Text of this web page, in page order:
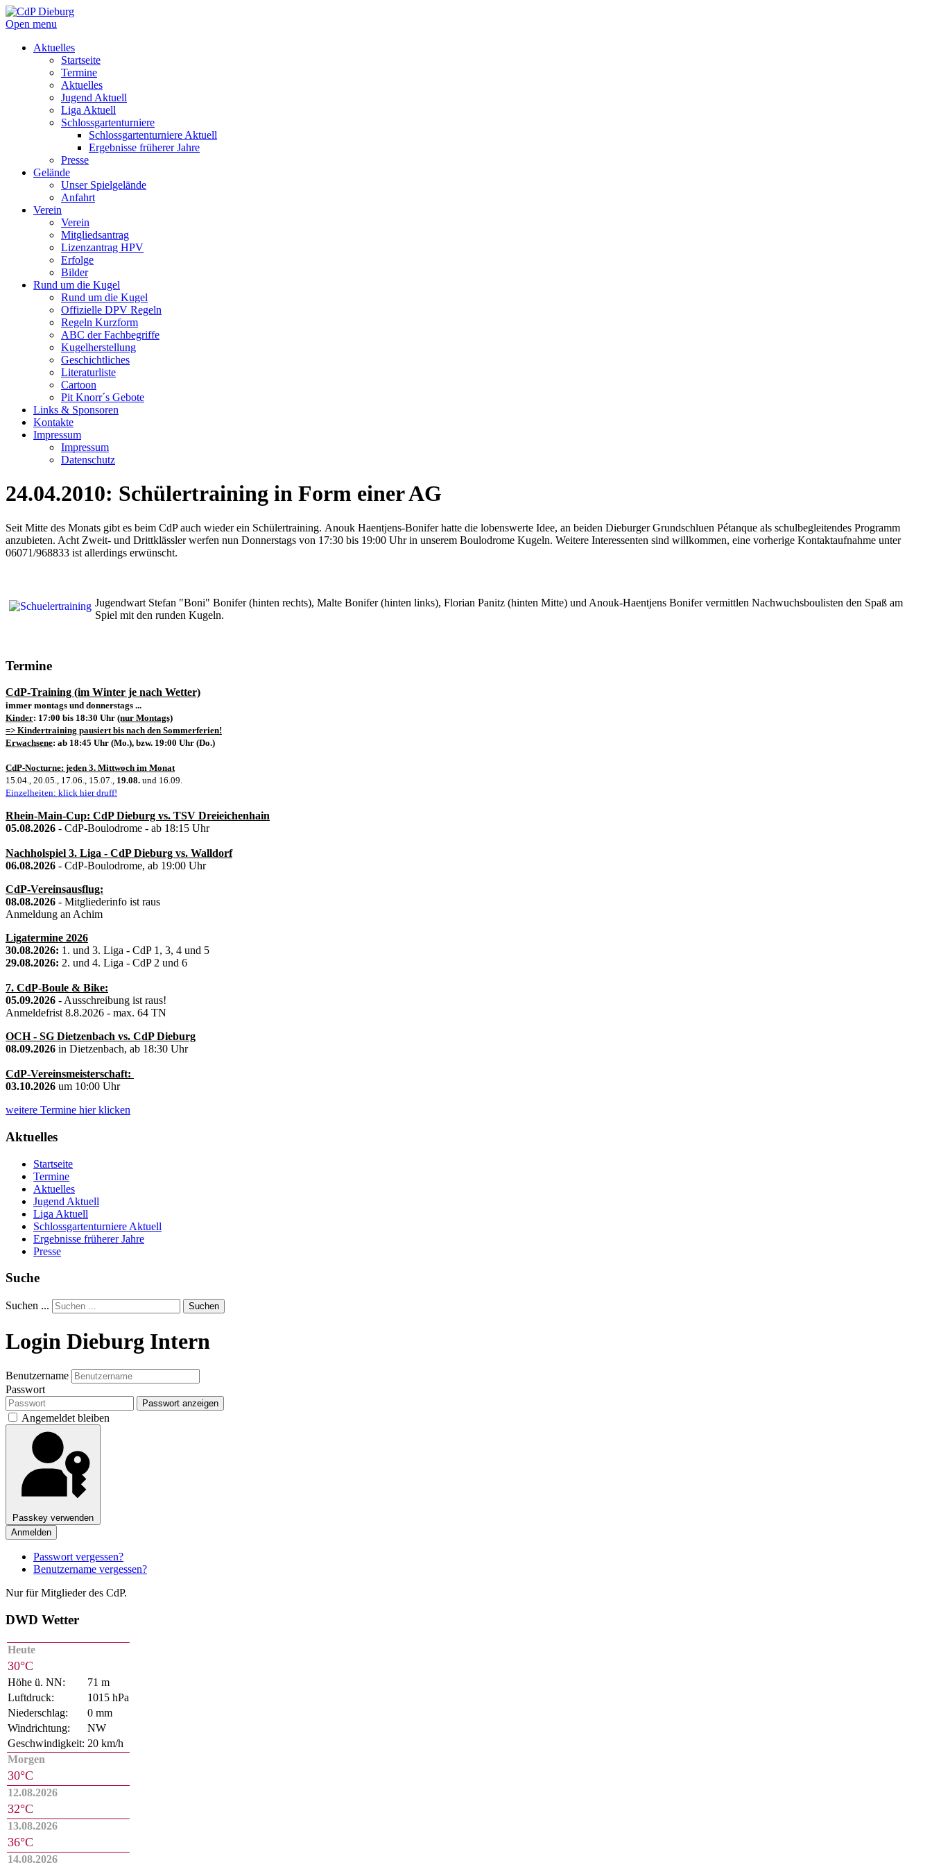
Open menu
Aktuelles
Startseite
Termine
Aktuelles
Jugend Aktuell
Liga Aktuell
Schlossgartenturniere
Schlossgartenturniere Aktuell
Ergebnisse früherer Jahre
Presse
Gelände
Unser Spielgelände
Anfahrt
Verein
Verein
Mitgliedsantrag
Lizenzantrag HPV
Erfolge
Bilder
Rund um die Kugel
Rund um die Kugel
Offizielle DPV Regeln
Regeln Kurzform
ABC der Fachbegriffe
Kugelherstellung
Geschichtliches
Literaturliste
Cartoon
Pit Knorr´s Gebote
Links & Sponsoren
Kontakte
Impressum
Impressum
Datenschutz
24.04.2010: Schülertraining in Form einer AG
Seit Mitte des Monats gibt es beim CdP auch wieder ein Schülertraining. Anouk Haentjens-Bonifer hatte die lobenswerte Idee, an beiden Dieburger Grundschluen Pétanque als schulbegleitendes Programm
anzubieten. Acht Zweit- und Drittklässler werfen nun Donnerstags von 17:30 bis 19:00 Uhr in unserem Boulodrome Kugeln. Weitere Interessenten sind willkommen, eine vorherige Kontaktaufnahme unter
06071/968833 ist allerdings erwünscht.
Jugendwart Stefan "Boni" Bonifer (hinten rechts), Malte Bonifer (hinten links), Florian Panitz (hinten Mitte) und Anouk-Haentjens Bonifer vermittlen Nachwuchsboulisten den Spaß am
Spiel mit den runden Kugeln.
Termine
CdP-Training (im Winter je nach Wetter)
immer montags und donnerstags ...
Kinder: 17:00 bis 18:30 Uhr (nur Montags)
=> Kindertraining pausiert bis nach den Sommerferien!
Erwachsene: ab 18:45 Uhr (Mo.), bzw. 19:00 Uhr (Do.)
CdP-Nocturne: jeden 3. Mittwoch im Monat
15.04., 20.05., 17.06., 15.07., 19.08. und 16.09.
Einzelheiten: klick hier druff!
Rhein-Main-Cup: CdP Dieburg vs. TSV Dreieichenhain
05.08.2026 - CdP-Boulodrome - ab 18:15 Uhr
Nachholspiel 3. Liga - CdP Dieburg vs. Walldorf
06.08.2026 - CdP-Boulodrome, ab 19:00 Uhr
CdP-Vereinsausflug:
08.08.2026 - Mitgliederinfo ist raus
Anmeldung an Achim
Ligatermine 2026
30.08.2026: 1. und 3. Liga - CdP 1, 3, 4 und 5
29.08.2026: 2. und 4. Liga - CdP 2 und 6
7. CdP-Boule & Bike:
05.09.2026 - Ausschreibung ist raus!
Anmeldefrist 8.8.2026 - max. 64 TN
OCH - SG Dietzenbach vs. CdP Dieburg
08.09.2026 in Dietzenbach, ab 18:30 Uhr
CdP-Vereinsmeisterschaft:
03.10.2026 um 10:00 Uhr
weitere Termine hier klicken
Aktuelles
Startseite
Termine
Aktuelles
Jugend Aktuell
Liga Aktuell
Schlossgartenturniere Aktuell
Ergebnisse früherer Jahre
Presse
Suche
Suchen ... Suchen
Login Dieburg Intern
Benutzername
Passwort
Passwort anzeigen
Angemeldet bleiben
Passkey verwenden
Anmelden
Passwort vergessen?
Benutzername vergessen?
Nur für Mitglieder des CdP.
DWD Wetter
Heute
30°C
Höhe ü. NN:
71 m
Luftdruck:
1015 hPa
Niederschlag:
0 mm
Windrichtung:
NW
Geschwindigkeit: 20 km/h
Morgen
30°C
12.08.2026
32°C
13.08.2026
36°C
14.08.2026